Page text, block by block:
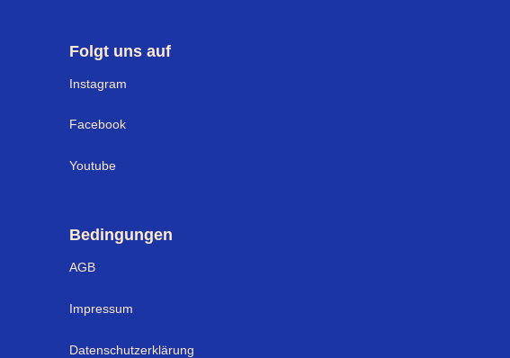
Folgt uns auf
Instagram
Facebook
Youtube
Bedingungen
AGB
Impressum
Datenschutzerklärung